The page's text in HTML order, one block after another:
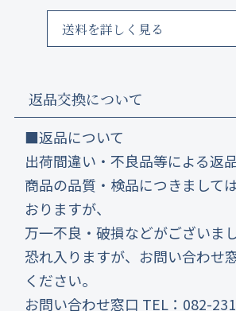
送料を詳しく見る
返品交換について
■返品について
出荷間違い・不良品等による返
商品の品質・検品につきまして
おりますが、
万一不良・破損などがございま
恐れ入りますが、お問い合わせ
ください。
お問い合わせ窓口 TEL：082-